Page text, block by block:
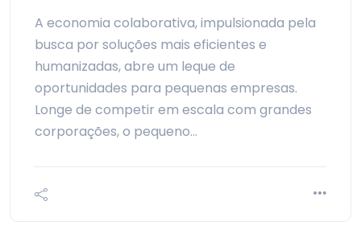
A economia colaborativa, impulsionada pela
busca por soluções mais eficientes e
humanizadas, abre um leque de
oportunidades para pequenas empresas.
Longe de competir em escala com grandes
corporações, o pequeno…